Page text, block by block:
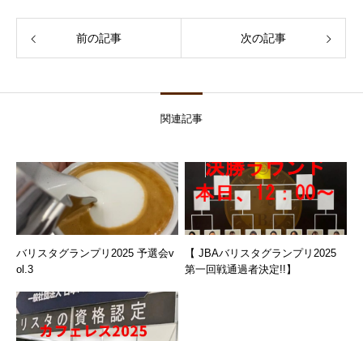
前の記事 次の記事
関連記事
バリスタグランプリ2025 予選会v
ol.3
【 JBAバリスタグランプリ2025
第一回戦通過者決定!!】